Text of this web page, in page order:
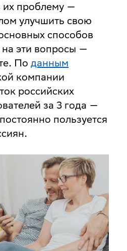
проблему —
улучшить свою
способов
на эти вопросы —
По данным
компании
российских
за 3 года —
пользуется